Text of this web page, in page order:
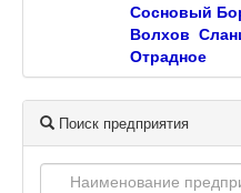
Сосновый
Волхов
Отрадное
Поиск предприятия